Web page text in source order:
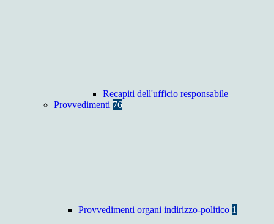
Recapiti dell'ufficio responsabile
Provvedimenti 76
Provvedimenti organi indirizzo-politico 1